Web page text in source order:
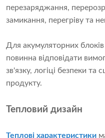
перезаряджання,
замикання, перегріву та
Для акумуляторних
повинна відповідати
зв'язку, логіці безпеки та
продукту.
Тепловий дизайн
Теплові характеристики